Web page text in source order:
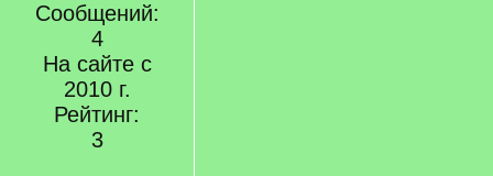
Сообщений:
4
На сайте с
2010 г.
Рейтинг:
3